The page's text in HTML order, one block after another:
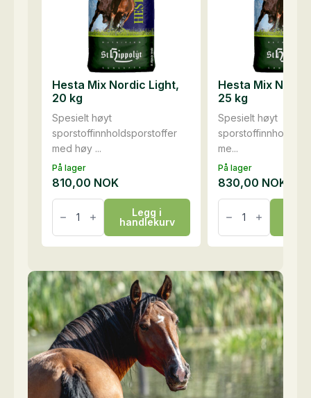
På lager
Spesielt høyt
sporstoffinnholdsporstoffer
med høy ...
Hesta Mix Nordic Light,
20 kg
810,00 NOK
Hesta
Mix
Nordic
Light,
20
antall
Legg i
handlekurv
På lager
Spesielt høyt
sporstoffinnhold
me...
Hesta Mix
25 kg
830,00 NOK
Hesta
Mix
Nordic
Pellets,
25
antall